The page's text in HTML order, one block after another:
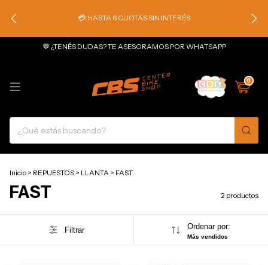
💳 HASTA 6 CUOTAS SIN INTERÉS
💬 ¿TENÉS DUDAS? TE ASESORAMOS POR WHATSAPP
0
Inicio > REPUESTOS > LLANTA > FAST
FAST 2 productos
Filtrar Ordenar por:
Más vendidos